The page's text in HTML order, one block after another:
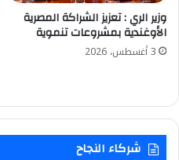
وزير الري : تعزيز الشراكة المصرية
الأوغندية بمشروعات تنموية
3 أغسطس، 2026
شركاء النجاح